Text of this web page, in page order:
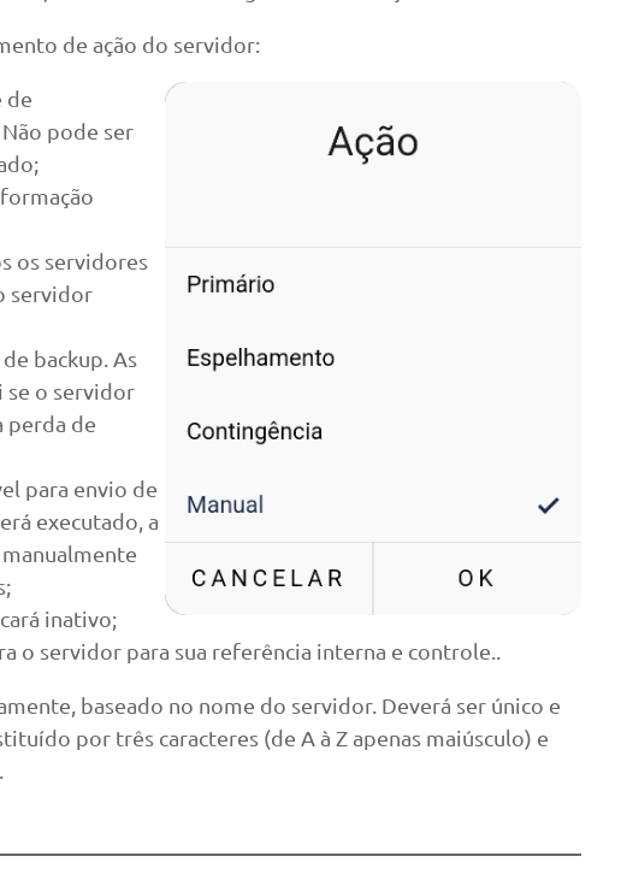
de ação do servidor:
de
pode ser
os servidores
servidor
backup. As
se o servidor
perda de
para envio de
executado, a
inativo;
o servidor para sua referência interna e controle..
baseado no nome do servidor. Deverá ser único e
por três caracteres (de A à Z apenas maiúsculo) e